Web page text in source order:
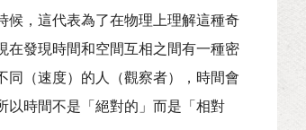
候，這代表為了在物理上理解這種奇
在發現時間和空間互相之間有一種密
同（速度）的人（觀察者），時間會
以時間不是「絕對的」而是「相對